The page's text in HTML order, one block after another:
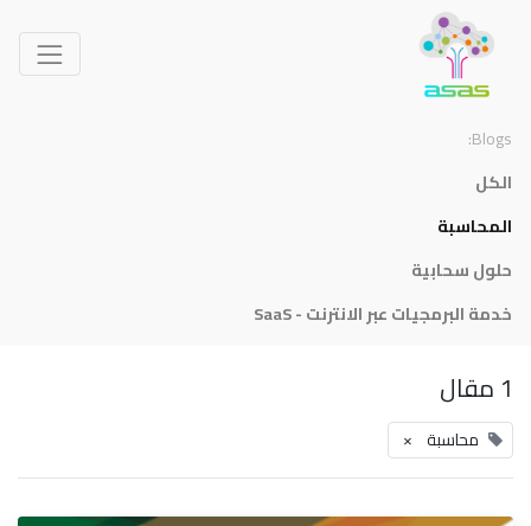
Blogs:
الكل
المحاسبة
حلول سحابية
خدمة البرمجيات عبر الانترنت - SaaS
1 مقال
محاسبة ×